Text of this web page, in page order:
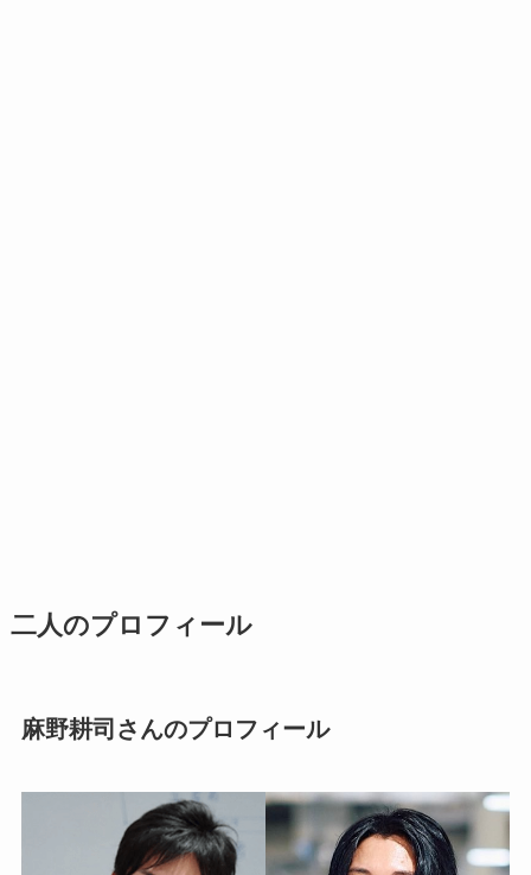
二人のプロフィール
麻野耕司 さんのプロフィール